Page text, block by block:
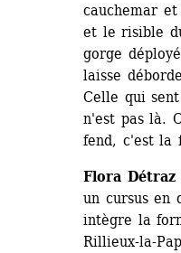
cauchemar
et le risible
gorge
laisse
Celle qui
n'est pas là.
fend, c'est la
Flora Détraz
un cursus en
intègre la
Rillieux-la-